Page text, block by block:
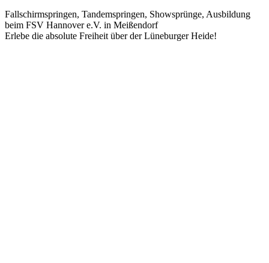
Fallschirmspringen, Tandemspringen, Showsprünge, Ausbildung
beim FSV Hannover e.V. in Meißendorf
Erlebe die absolute Freiheit über der Lüneburger Heide!